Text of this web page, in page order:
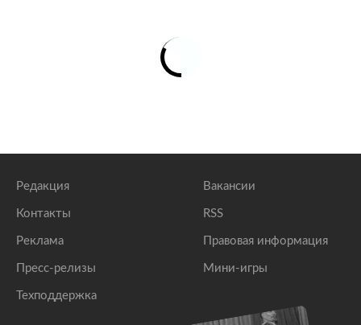
Редакция
Контакты
Реклама
Пресс-релизы
Техподдержка
Вакансии
RSS
Правовая информация
Мини-игры